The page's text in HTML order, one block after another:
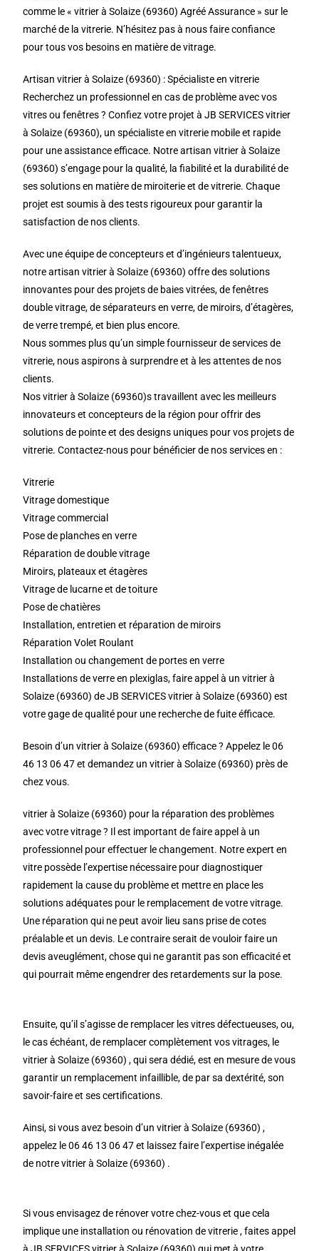
comme le « vitrier à Solaize (69360) Agréé Assurance » sur le
marché de la vitrerie. N’hésitez pas à nous faire confiance
pour tous vos besoins en matière de vitrage.
Artisan vitrier à Solaize (69360) : Spécialiste en vitrerie
Recherchez un professionnel en cas de problème avec vos
vitres ou fenêtres ? Confiez votre projet à JB SERVICES vitrier
à Solaize (69360), un spécialiste en vitrerie mobile et rapide
pour une assistance efficace. Notre artisan vitrier à Solaize
(69360) s’engage pour la qualité, la fiabilité et la durabilité de
ses solutions en matière de miroiterie et de vitrerie. Chaque
projet est soumis à des tests rigoureux pour garantir la
satisfaction de nos clients.
Avec une équipe de concepteurs et d’ingénieurs talentueux,
notre artisan vitrier à Solaize (69360) offre des solutions
innovantes pour des projets de baies vitrées, de fenêtres
double vitrage, de séparateurs en verre, de miroirs, d’étagères,
de verre trempé, et bien plus encore.
Nous sommes plus qu’un simple fournisseur de services de
vitrerie, nous aspirons à surprendre et à les attentes de nos
clients.
Nos vitrier à Solaize (69360)s travaillent avec les meilleurs
innovateurs et concepteurs de la région pour offrir des
solutions de pointe et des designs uniques pour vos projets de
vitrerie. Contactez-nous pour bénéficier de nos services en :
Vitrerie
Vitrage domestique
Vitrage commercial
Pose de planches en verre
Réparation de double vitrage
Miroirs, plateaux et étagères
Vitrage de lucarne et de toiture
Pose de chatières
Installation, entretien et réparation de miroirs
Réparation Volet Roulant
Installation ou changement de portes en verre
Installations de verre en plexiglas, faire appel à un vitrier à
Solaize (69360) de JB SERVICES vitrier à Solaize (69360) est
votre gage de qualité pour une recherche de fuite éfficace.
Besoin d’un vitrier à Solaize (69360) efficace ? Appelez le 06
46 13 06 47 et demandez un vitrier à Solaize (69360) près de
chez vous.
vitrier à Solaize (69360) pour la réparation des problèmes
avec votre vitrage ? Il est important de faire appel à un
professionnel pour effectuer le changement. Notre expert en
vitre possède l’expertise nécessaire pour diagnostiquer
rapidement la cause du problème et mettre en place les
solutions adéquates pour le remplacement de votre vitrage.
Une réparation qui ne peut avoir lieu sans prise de cotes
préalable et un devis. Le contraire serait de vouloir faire un
devis aveuglément, chose qui ne garantit pas son efficacité et
qui pourrait même engendrer des retardements sur la pose.
Ensuite, qu’il s’agisse de remplacer les vitres défectueuses, ou,
le cas échéant, de remplacer complètement vos vitrages, le
vitrier à Solaize (69360) , qui sera dédié, est en mesure de vous
garantir un remplacement infaillible, de par sa dextérité, son
savoir-faire et ses certifications.
Ainsi, si vous avez besoin d’un vitrier à Solaize (69360) ,
appelez le 06 46 13 06 47 et laissez faire l’expertise inégalée
de notre vitrier à Solaize (69360) .
Si vous envisagez de rénover votre chez-vous et que cela
implique une installation ou rénovation de vitrerie , faites appel